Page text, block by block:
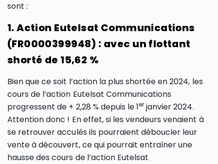
sont :
1. Action Eutelsat Communications
(FR0000399948) : avec un flottant
shorté de 15,62 %
Bien que ce soit l’action la plus shortée en 2024, les
cours de l’action Eutelsat Communications
progressent de + 2,28 % depuis le 1er janvier 2024.
Attention donc ! En effet, si les vendeurs venaient à
se retrouver acculés ils pourraient déboucler leur
vente à découvert, ce qui pourrait entraîner une
hausse des cours de l’action Eutelsat